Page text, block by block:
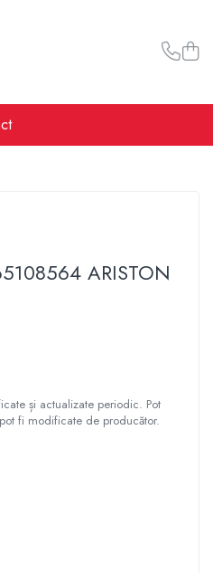
ARISTON
și actualizate periodic. Pot
fi modificate de producător.